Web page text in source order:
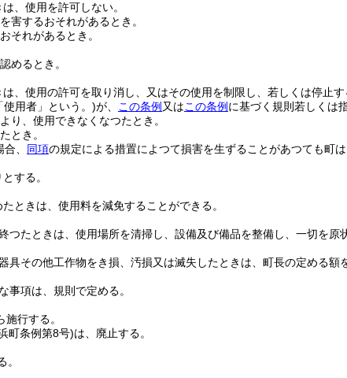
、使用を許可しない。
害するおそれがあるとき。
それがあるとき。
めるとき。
、使用の許可を取り消し、又はその使用を制限し、若しくは停止す
使用者」という。)が、 この条例 又はこの条例 に基づく規則若しくは
り、使用できなくなつたとき。
とき。
、 同項の規定による措置によつて損害を生ずることがあつても町は
する。
ときは、使用料を減免することができる。
つたときは、使用場所を清掃し、設備及び備品を整備し、一切を原
具その他工作物をき損、汚損又は滅失したときは、町長の定める額
事項は、規則で定める。
行する。
町条例第8号)は、廃止する。
。